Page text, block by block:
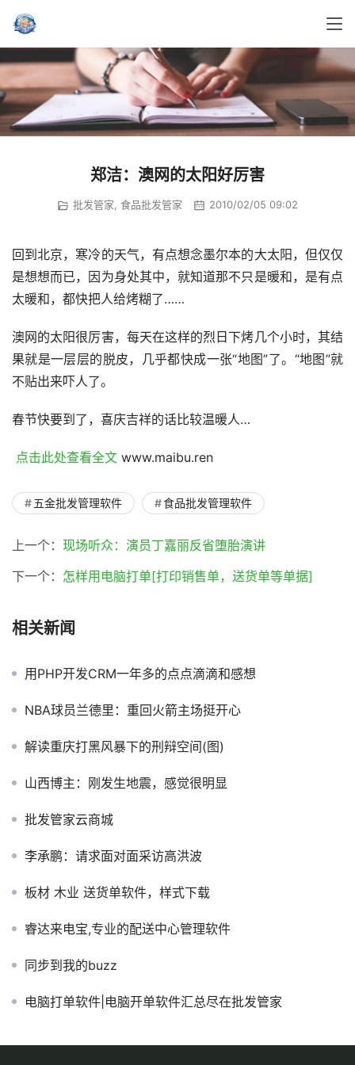
郑洁：澳网的太阳好厉害
批发管家, 食品批发管家 2010/02/05 09:02
回到北京，寒冷的天气，有点想念墨尔本的大太阳，但仅仅
是想想而已，因为身处其中，就知道那不只是暖和，是有点
太暖和，都快把人给烤糊了……
澳网的太阳很厉害，每天在这样的烈日下烤几个小时，其结
果就是一层层的脱皮，几乎都快成一张“地图”了。“地图”就
不贴出来吓人了。
春节快要到了，喜庆吉祥的话比较温暖人…
点击此处查看全文 www.maibu.ren
五金批发管理软件 食品批发管理软件
上一个： 现场听众：演员丁嘉丽反省堕胎演讲
下一个： 怎样用电脑打单[打印销售单，送货单等单据]
相关新闻
用PHP开发CRM一年多的点点滴滴和感想
NBA球员兰德里：重回火箭主场挺开心
解读重庆打黑风暴下的刑辩空间(图)
山西博主：刚发生地震，感觉很明显
批发管家云商城
李承鹏：请求面对面采访高洪波
板材 木业 送货单软件，样式下载
睿达来电宝,专业的配送中心管理软件
同步到我的buzz
电脑打单软件|电脑开单软件汇总尽在批发管家